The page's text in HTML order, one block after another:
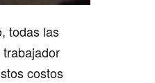
todas las
costos